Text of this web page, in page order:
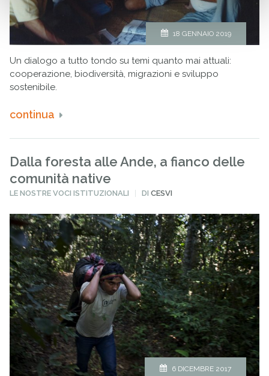
18 GENNAIO 2019
Un dialogo a tutto tondo su temi quanto mai attuali:
cooperazione, biodiversità, migrazioni e sviluppo
sostenibile.
continua
Dalla foresta alle Ande, a fianco delle
comunità native
PUBBLICATO
LE NOSTRE VOCI ISTITUZIONALI DICESVI
6 DICEMBRE 2017